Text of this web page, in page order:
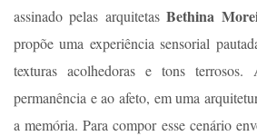
assinado pelas arquitetasBethina
propõe uma experiência sensorial
texturas acolhedoras e tons
permanência e ao afeto, em uma
a memória. Para compor esse cenário